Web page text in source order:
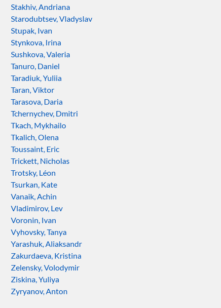
Stakhiv, Andriana
Starodubtsev, Vladyslav
Stupak, Ivan
Stynkova, Irina
Sushkova, Valeria
Tanuro, Daniel
Taradiuk, Yuliia
Taran, Viktor
Tarasova, Daria
Tchernychev, Dmitri
Tkach, Mykhailo
Tkalich, Olena
Toussaint, Eric
Trickett, Nicholas
Trotsky, Léon
Tsurkan, Kate
Vanaik, Achin
Vladimirov, Lev
Voronin, Ivan
Vyhovsky, Tanya
Yarashuk, Aliaksandr
Zakurdaeva, Kristina
Zelensky, Volodymir
Ziskina, Yuliya
Zyryanov, Anton